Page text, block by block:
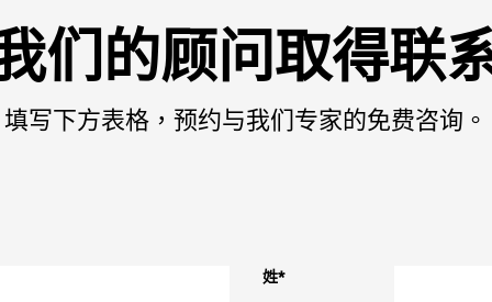
们的顾问取得联
填写下方表格，预约与我们专家的免费咨询。
姓*